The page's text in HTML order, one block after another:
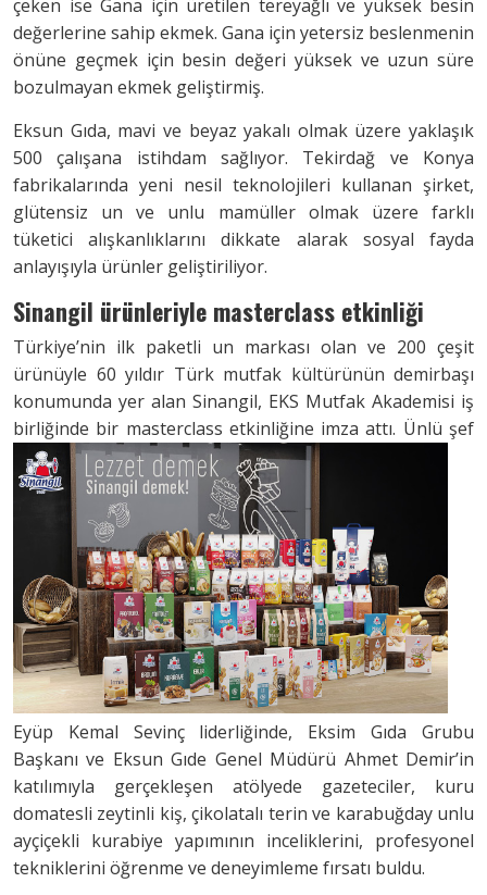
çeken ise Gana için üretilen tereyağlı ve yüksek besin
değerlerine sahip ekmek. Gana için yetersiz beslenmenin
önüne geçmek için besin değeri yüksek ve uzun süre
bozulmayan ekmek geliştirmiş.
Eksun Gıda, mavi ve beyaz yakalı olmak üzere yaklaşık
500 çalışana istihdam sağlıyor. Tekirdağ ve Konya
fabrikalarında yeni nesil teknolojileri kullanan şirket,
glütensiz un ve unlu mamüller olmak üzere farklı
tüketici alışkanlıklarını dikkate alarak sosyal fayda
anlayışıyla ürünler geliştiriliyor.
Sinangil ürünleriyle masterclass etkinliği
Türkiye’nin ilk paketli un markası olan ve 200 çeşit
ürünüyle 60 yıldır Türk mutfak kültürünün demirbaşı
konumunda yer alan Sinangil, EKS Mutfak Akademisi iş
birliğinde bir masterclass etkinliğine imza attı. Ünlü şef
Eyüp Kemal Sevinç liderliğinde, Eksim Gıda Grubu
Başkanı ve Eksun Gıde Genel Müdürü Ahmet Demir’in
katılımıyla gerçekleşen atölyede gazeteciler, kuru
domatesli zeytinli kiş, çikolatalı terin ve karabuğday unlu
ayçiçekli kurabiye yapımının inceliklerini, profesyonel
tekniklerini öğrenme ve deneyimleme fırsatı buldu.